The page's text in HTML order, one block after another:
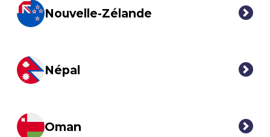
Nouvelle-Zélande
Népal
Oman